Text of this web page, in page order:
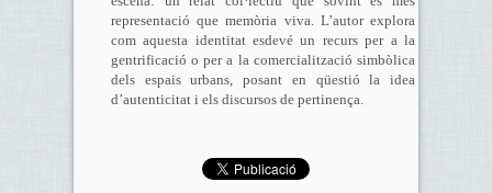
representació que memòria viva. L’autor explora
com aquesta identitat esdevé un recurs per a la
gentrificació o per a la comercialització simbòlica
dels espais urbans, posant en qüestió la idea
d’autenticitat i els discursos de pertinença.